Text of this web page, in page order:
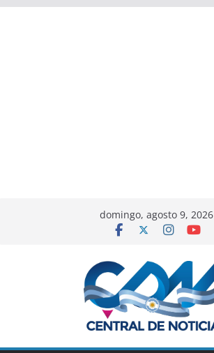
domingo, agosto 9, 2026